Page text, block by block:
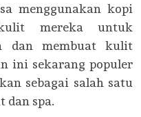
menggunakan kopi
mereka untuk
dan membuat kulit
ini sekarang populer
sebagai salah satu
dan spa.